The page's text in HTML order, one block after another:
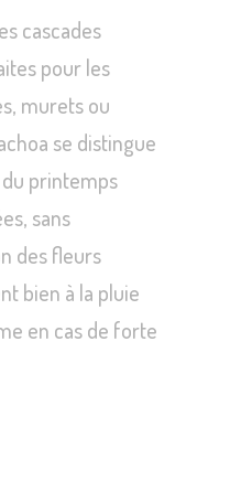
cascades
pour les
murets ou
se distingue
printemps
sans
des fleurs
bien à la pluie
en cas de forte